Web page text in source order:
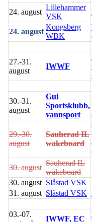
24. august
Lillehammer
VSK
24. august
Kongsberg
WBK
27.-31.
august
IWWF
30.-31.
august
Gui
Sportsklubb,
vannsport
29.-30.
august
Sauherad IL
wakeboard
30. august
Sauherad IL
wakeboard
30. august Slåstad VSK
31. august Slåstad VSK
03.-07.
IWWF, EC